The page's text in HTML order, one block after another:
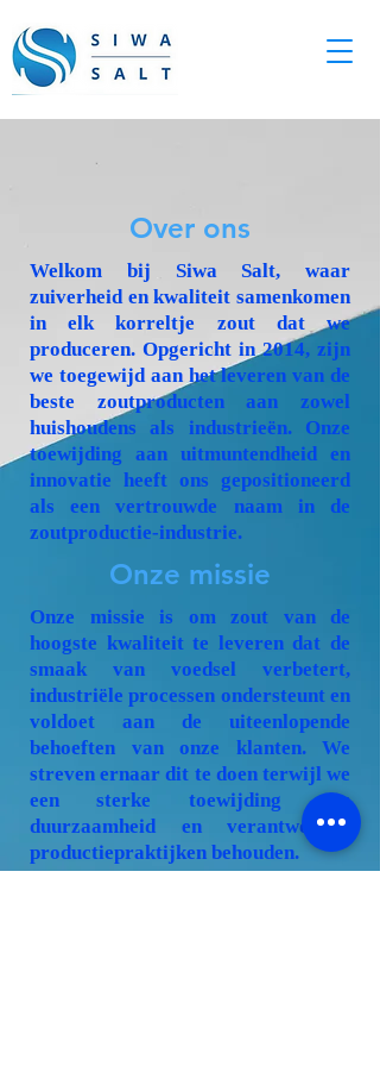
Over ons
Welkom bij Siwa Salt, waar
zuiverheid en kwaliteit samenkomen
in elk korreltje zout dat we
produceren. Opgericht in 2014, zijn
we toegewijd aan het leveren van de
beste zoutproducten aan zowel
huishoudens als industrieën. Onze
toewijding aan uitmuntendheid en
innovatie heeft ons gepositioneerd
als een vertrouwde naam in de
zoutproductie-industrie.
Onze missie
Onze missie is om zout van de
hoogste kwaliteit te leveren dat de
smaak van voedsel verbetert,
industriële processen ondersteunt en
voldoet aan de uiteenlopende
behoeften van onze klanten. We
streven ernaar dit te doen terwijl we
een sterke toewijding aan
duurzaamheid en verantwoorde
productiepraktijken behouden.